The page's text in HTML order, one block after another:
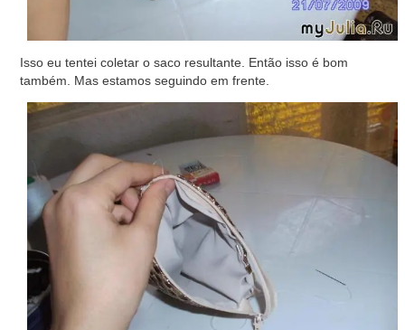
Isso eu tentei coletar o saco resultante. Então isso é bom
também. Mas estamos seguindo em frente.